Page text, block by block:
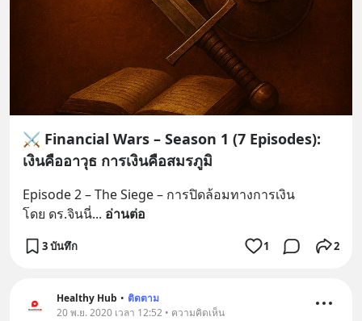
⚔️ Financial Wars – Season 1 (7 Episodes):
เงินคืออาวุธ การเงินคือสมรภูมิ
Episode 2 – The Siege – การปิดล้อมทางการเงิน
โดย ดร.จินนี่... อ่านต่อ
3 บันทึก 1 2
Healthy Hub • ติดตาม
20 พ.ย. 2020 เวลา 12:52 • ความคิดเห็น